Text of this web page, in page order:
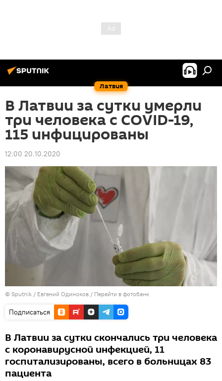
Латвия
В Латвии за сутки умерли
три человека с COVID-19,
115 инфицированы
12:00 20.10.2020
© Sputnik / Евгений Одиноков / Перейти в фотобанк
Подписаться
В Латвии за сутки скончались три человека
с коронавирусной инфекцией, 11
госпитализированы, всего в больницах 83
пациента